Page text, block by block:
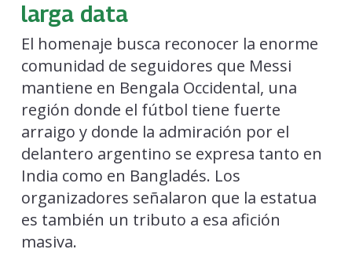
larga data
El homenaje busca reconocer la enorme
comunidad de seguidores que Messi
mantiene en Bengala Occidental, una
región donde el fútbol tiene fuerte
arraigo y donde la admiración por el
delantero argentino se expresa tanto en
India como en Bangladés. Los
organizadores señalaron que la estatua
es también un tributo a esa afición
masiva.